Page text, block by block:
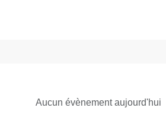
Aucun évènement aujourd'hui